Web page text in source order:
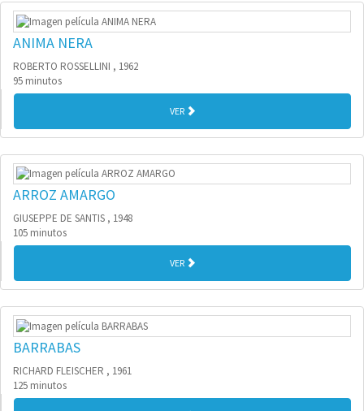
ANIMA NERA
ROBERTO ROSSELLINI , 1962
95 minutos
VER
ARROZ AMARGO
GIUSEPPE DE SANTIS , 1948
105 minutos
VER
BARRABAS
RICHARD FLEISCHER , 1961
125 minutos